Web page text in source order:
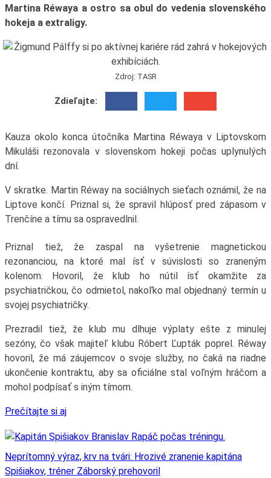
Martina Réwaya a ostro sa obul do vedenia slovenského
hokeja a extraligy.
Zdroj: TASR
Zdieľajte:
Kauza okolo konca útočníka Martina Réwaya v Liptovskom
Mikuláši rezonovala v slovenskom hokeji počas uplynulých
dní.
V skratke. Martin Réway na sociálnych sieťach oznámil, že na
Liptove končí. Priznal si, že spravil hlúposť pred zápasom v
Trenčíne a tímu sa ospravedlnil.
Priznal tiež, že zaspal na vyšetrenie magnetickou
rezonanciou, na ktoré mal ísť v súvislosti so zraneným
kolenom. Hovoril, že klub ho nútil ísť okamžite za
psychiatričkou, čo odmietol, nakoľko mal objednaný termín u
svojej psychiatričky.
Prezradil tiež, že klub mu dlhuje výplaty ešte z minulej
sezóny, čo však majiteľ klubu Róbert Ľupták poprel. Réway
hovoril, že má záujemcov o svoje služby, no čaká na riadne
ukončenie kontraktu, aby sa oficiálne stal voľným hráčom a
mohol podpísať s iným tímom.
Prečítajte si aj
Neprítomný výraz, krv na tvári: Hrozivé zranenie kapitána
Spišiakov, tréner Záborský prehovoril